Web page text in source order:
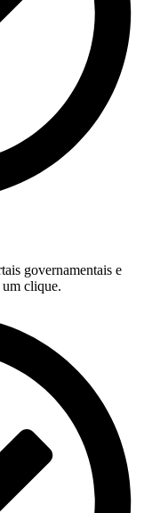
governamentais e
um clique.